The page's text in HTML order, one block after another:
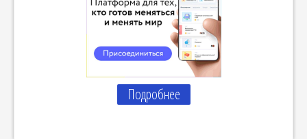
Подробнее